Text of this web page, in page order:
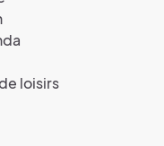
loisirs